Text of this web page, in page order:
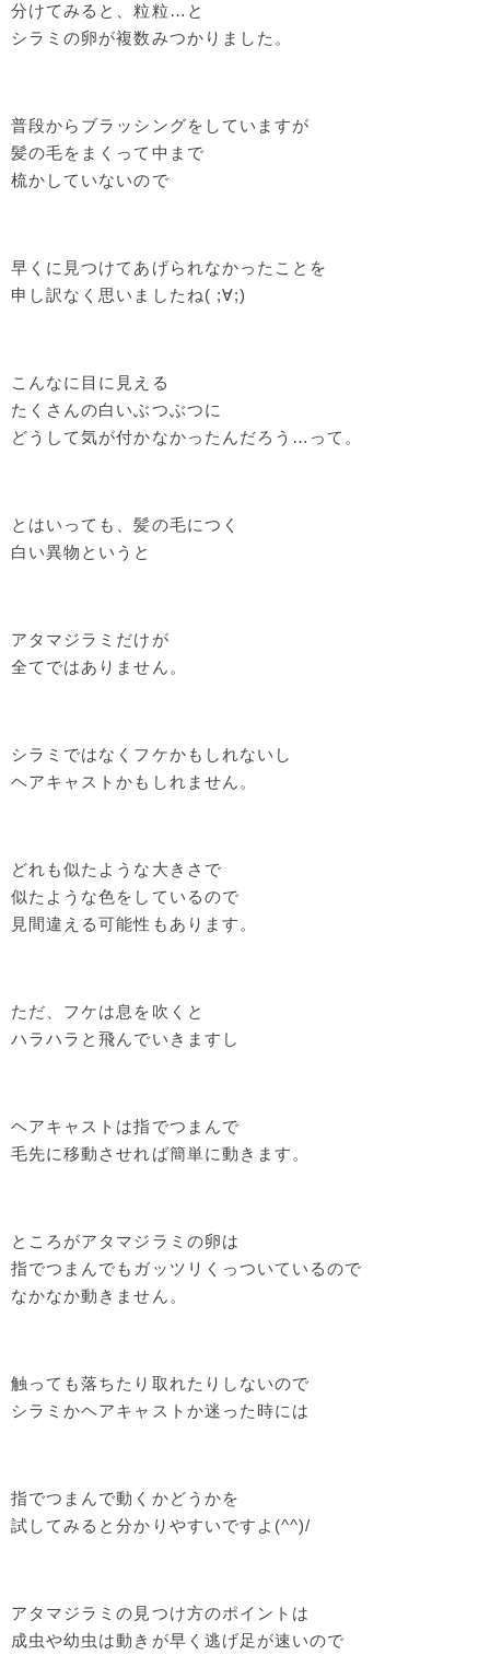
分けてみると、粒粒…と
シラミの卵が複数みつかりました。
普段からブラッシングをしていますが
髪の毛をまくって中まで
梳かしていないので
早くに見つけてあげられなかったことを
申し訳なく思いましたね( ;∀;)
こんなに目に見える
たくさんの白いぶつぶつに
どうして気が付かなかったんだろう…って。
とはいっても、髪の毛につく
白い異物というと
アタマジラミだけが
全てではありません。
シラミではなくフケかもしれないし
ヘアキャストかもしれません。
どれも似たような大きさで
似たような色をしているので
見間違える可能性もあります。
ただ、フケは息を吹くと
ハラハラと飛んでいきますし
ヘアキャストは指でつまんで
毛先に移動させれば簡単に動きます。
ところがアタマジラミの卵は
指でつまんでもガッツリくっついているので
なかなか動きません。
触っても落ちたり取れたりしないので
シラミかヘアキャストか迷った時には
指でつまんで動くかどうかを
試してみると分かりやすいですよ(^^)/
アタマジラミの見つけ方のポイントは
成虫や幼虫は動きが早く逃げ足が速いので